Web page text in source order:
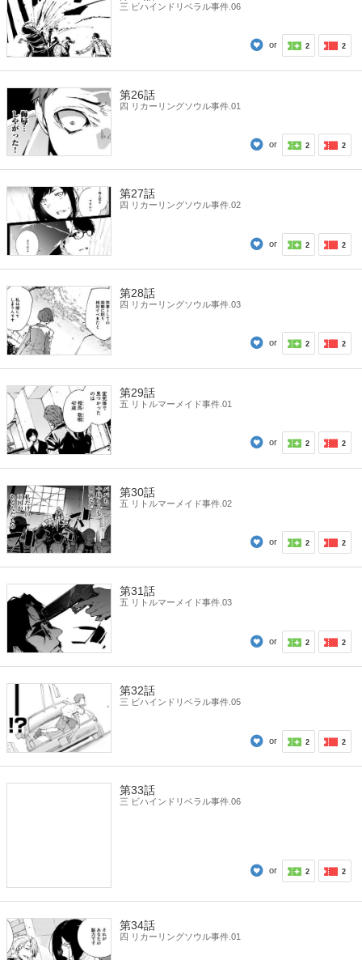
三 ビハインドリベラル事件.06
or 2 2
第26話
四 リカーリングソウル事件.01
or 2 2
第27話
四 リカーリングソウル事件.02
or 2 2
第28話
四 リカーリングソウル事件.03
or 2 2
第29話
五 リトルマーメイド事件.01
or 2 2
第30話
五 リトルマーメイド事件.02
or 2 2
第31話
五 リトルマーメイド事件.03
or 2 2
第32話
三 ビハインドリベラル事件.05
or 2 2
第33話
三 ビハインドリベラル事件.06
or 2 2
第34話
四 リカーリングソウル事件.01